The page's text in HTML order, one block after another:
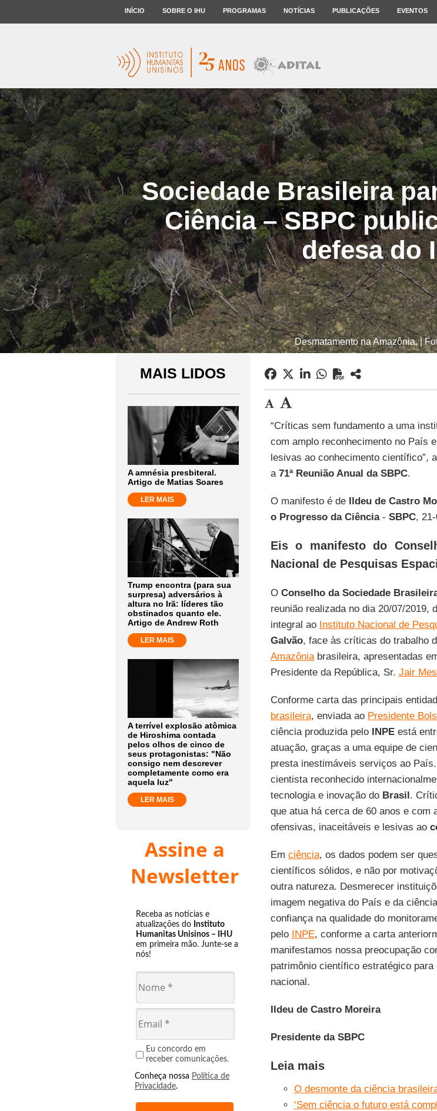
INÍCIO SOBRE O IHU PROGRAMAS NOTÍCIAS PUBLICAÇÕES EVENTOS
Sociedade Brasileira
Ciência – SBPC
defesa do
Desmatamento na Amazônia. |
MAIS LIDOS
A amnésia presbiteral.
Artigo de Matias Soares
LER MAIS
Trump encontra (para sua
surpresa) adversários à
altura no Irã: líderes tão
obstinados quanto ele.
Artigo de Andrew Roth
LER MAIS
A terrível explosão atômica
de Hiroshima contada
pelos olhos de cinco de
seus protagonistas: "Não
consigo nem descrever
completamente como era
aquela luz"
LER MAIS
Assine a
Newsletter
Receba as notícias e
atualizações do Instituto
Humanitas Unisinos – IHU
em primeira mão. Junte-se a
nós!
Eu concordo em
receber comunicações.
Conheça nossa Política de
Privacidade.
“Críticas sem fundamento a uma
com amplo reconhecimento no País
lesivas ao conhecimento científico”,
a 71ª Reunião Anual da SBPC.
O manifesto é de Ildeu de Castro
o Progresso da Ciência - SBPC,
Eis o manifesto do
Nacional de Pesquisas
O Conselho da Sociedade
reunião realizada no dia 20/07/2019,
integral ao Instituto Nacional de
Galvão, face às críticas do trabalho
Amazôniabrasileira, apresentadas
Presidente da República, Sr. Jair
Conforme carta das principais
brasileira, enviada ao Presidente
ciência produzida pelo INPEestá
atuação, graças a uma equipe de
presta inestimáveis serviços ao
cientista reconhecido
tecnologia e inovação do Brasil.
que atua há cerca de 60 anos e com
ofensivas, inaceitáveis e lesivas ao
Em ciência, os dados podem ser
científicos sólidos, e não por
outra natureza. Desmerecer
imagem negativa do País e da
confiança na qualidade do
pelo INPE, conforme a carta
manifestamos nossa preocupação
patrimônio científico estratégico
nacional.
Ildeu de Castro Moreira
Presidente da SBPC
Leia mais
O desmonte da ciência
‘Sem ciência o futuro está